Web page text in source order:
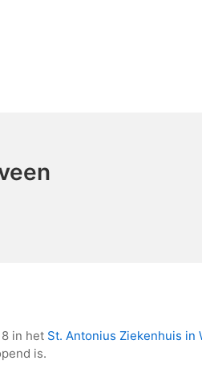
in het St. Antonius Ziekenhuis in
is.